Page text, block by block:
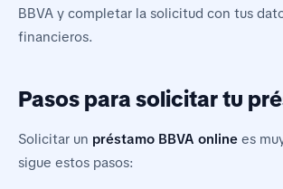
BBVA y completar la solicitud con tus
financieros.
Pasos para solicitar tu
Solicitar un préstamo BBVA online es
sigue estos pasos: